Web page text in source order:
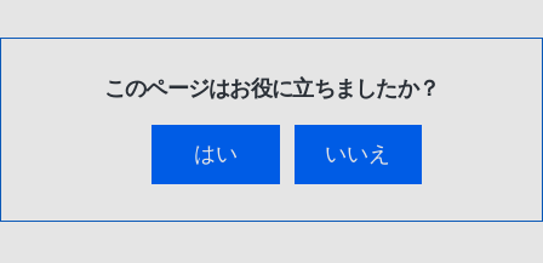
このページはお役に立ちましたか？
はい いいえ